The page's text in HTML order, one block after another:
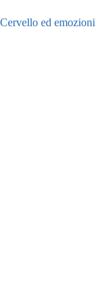
Cervello ed emozioni